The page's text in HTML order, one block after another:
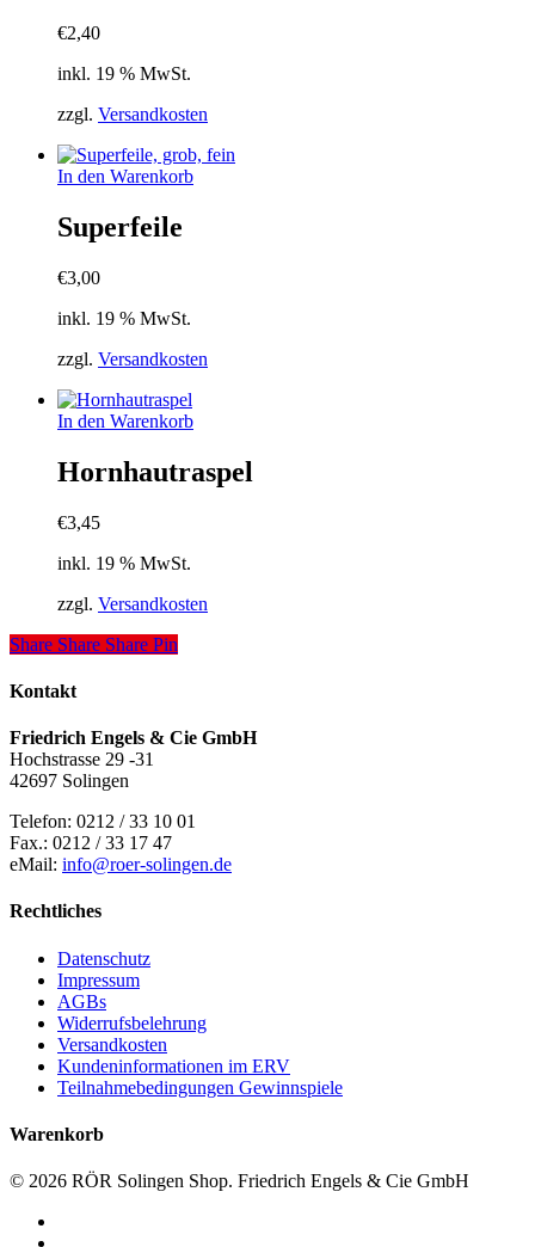
€2,40
inkl. 19 % MwSt.
zzgl. Versandkosten
In den Warenkorb
Superfeile
€3,00
inkl. 19 % MwSt.
zzgl. Versandkosten
In den Warenkorb
Hornhautraspel
€3,45
inkl. 19 % MwSt.
zzgl. Versandkosten
Share Share Share Pin
Kontakt
Friedrich Engels & Cie GmbH
Hochstrasse 29 -31
42697 Solingen
Telefon: 0212 / 33 10 01
Fax.: 0212 / 33 17 47
eMail: info@roer-solingen.de
Rechtliches
Datenschutz
Impressum
AGBs
Widerrufsbelehrung
Versandkosten
Kundeninformationen im ERV
Teilnahmebedingungen Gewinnspiele
Warenkorb
© 2026 RÖR Solingen Shop. Friedrich Engels & Cie GmbH